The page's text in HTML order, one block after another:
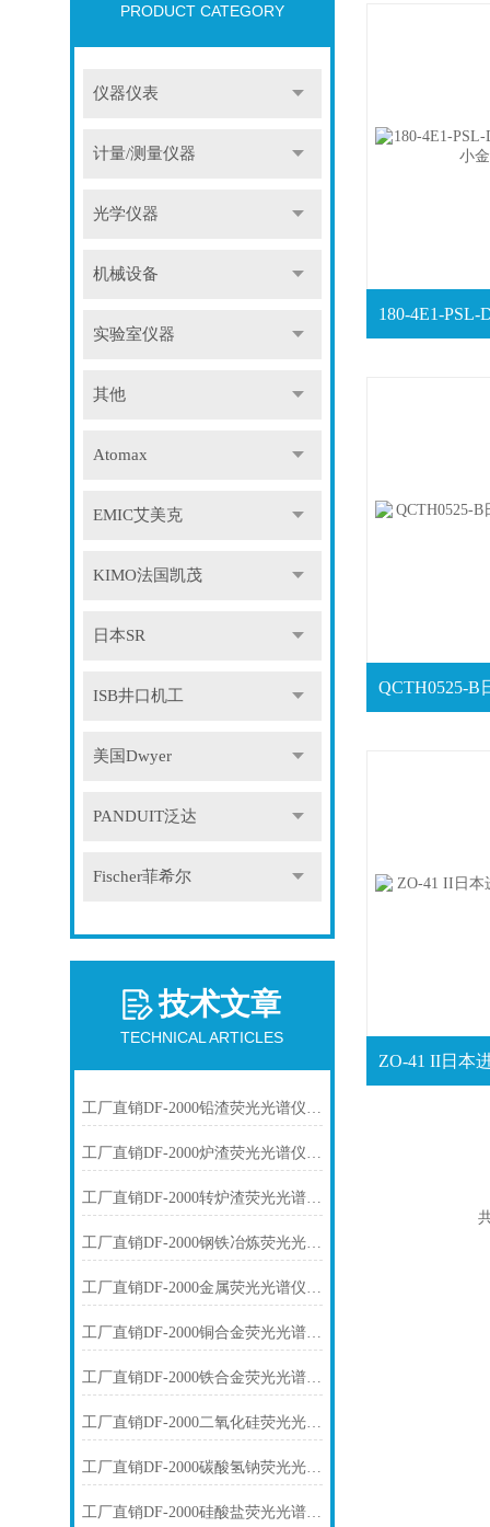
PRODUCT CATEGORY
仪器仪表
计量/测量仪器
光学仪器
机械设备
实验室仪器
其他
Atomax
EMIC艾美克
KIMO法国凯茂
日本SR
ISB井口机工
美国Dwyer
PANDUIT泛达
Fischer菲希尔
技术文章
TECHNICAL ARTICLES
工厂直销DF-2000铅渣荧光光谱仪技术参数
工厂直销DF-2000炉渣荧光光谱仪技术参数
工厂直销DF-2000转炉渣荧光光谱仪技术参数
工厂直销DF-2000钢铁冶炼荧光光谱仪技术参数
工厂直销DF-2000金属荧光光谱仪技术参数
工厂直销DF-2000铜合金荧光光谱仪技术参数
工厂直销DF-2000铁合金荧光光谱仪技术参数
工厂直销DF-2000二氧化硅荧光光谱仪技术参数
工厂直销DF-2000碳酸氢钠荧光光谱仪技术参数
工厂直销DF-2000硅酸盐荧光光谱仪技术参数